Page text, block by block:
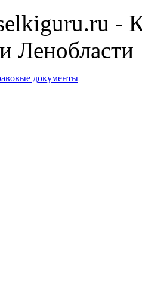
-
Ленобласти
документы